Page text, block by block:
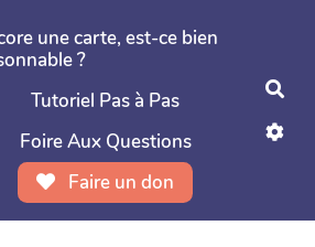
une carte, est-ce bien
?
Tutoriel Pas à Pas
Foire Aux Questions
Faire un don